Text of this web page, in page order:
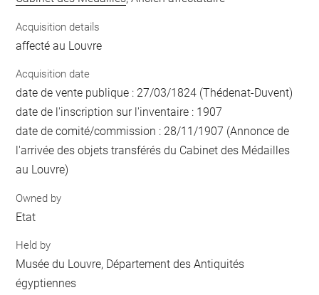
Acquisition details
affecté au Louvre
Acquisition date
date de vente publique : 27/03/1824 (Thédenat-Duvent)
date de l'inscription sur l'inventaire : 1907
date de comité/commission : 28/11/1907 (Annonce de
l'arrivée des objets transférés du Cabinet des Médailles
au Louvre)
Owned by
Etat
Held by
Musée du Louvre, Département des Antiquités
égyptiennes